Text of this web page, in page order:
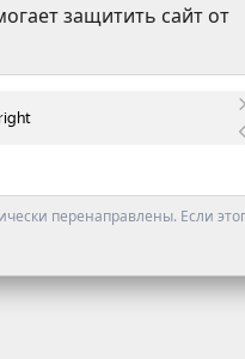
защитить сайт от
перенаправлены. Если